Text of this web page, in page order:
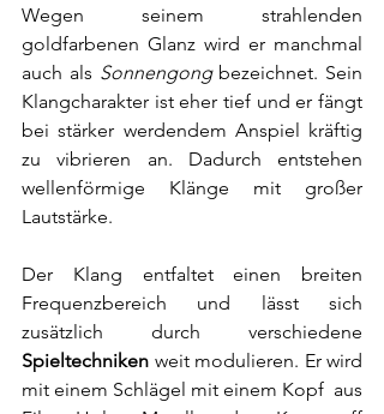
Wegen seinem strahlenden
goldfarbenen Glanz wird er manchmal
auch als Sonnengong bezeichnet. Sein
Klangcharakter ist eher tief und er fängt
bei stärker werdendem Anspiel kräftig
zu vibrieren an. Dadurch entstehen
wellenförmige Klänge mit großer
Lautstärke.
Der Klang entfaltet einen breiten
Frequenzbereich und lässt sich
Spieltechniken weit modulieren. Er wird
mit einem Schlägel mit einem Kopf aus